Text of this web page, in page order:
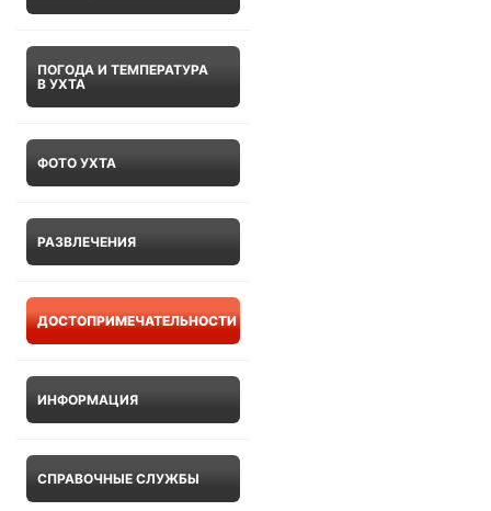
ПОГОДА И ТЕМПЕРАТУРА
В УХТА
ФОТО УХТА
РАЗВЛЕЧЕНИЯ
ДОСТОПРИМЕЧАТЕЛЬНОСТИ
ИНФОРМАЦИЯ
СПРАВОЧНЫЕ СЛУЖБЫ